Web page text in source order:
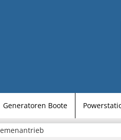
Generatoren Boote